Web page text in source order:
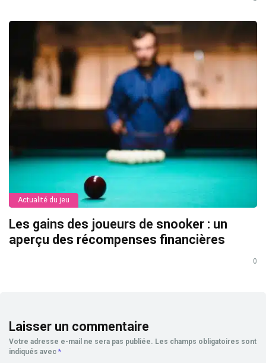
Actualité du jeu
Les gains des joueurs de snooker : un
aperçu des récompenses financières
0
Laisser un commentaire
Votre adresse e-mail ne sera pas publiée. Les champs obligatoires sont
indiqués avec *